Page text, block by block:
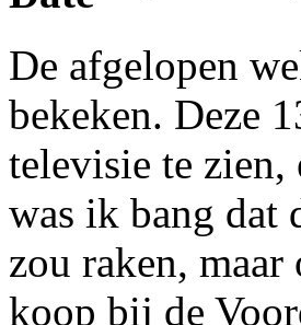
De afgelopen
bekeken. Deze
televisie te zien,
was ik bang dat
zou raken,
koop bij de